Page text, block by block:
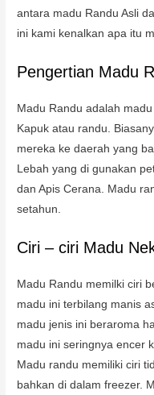
antara madu Randu Asli
ini kami kenalkan apa itu
Pengertian Madu
Madu Randu adalah
Kapuk atau randu.
mereka ke daerah yang
Lebah yang di gunakan
dan Apis Cerana. Madu
setahun.
Ciri – ciri Madu
Madu Randu memilki ciri
madu ini terbilang manis
madu jenis ini beraroma
madu ini seringnya encer
Madu randu memiliki ciri
bahkan di dalam freezer.